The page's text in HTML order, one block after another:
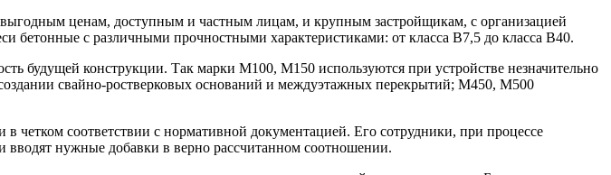
ценам, доступным и частным лицам, и крупным застройщикам, с организацией
бетонные с различными прочностными характеристиками: от класса В7,5 до класса В40.
будущей конструкции. Так марки М100, М150 используются при устройстве незначительно
свайно-ростверковых оснований и междуэтажных перекрытий; М450, М500
четком соответствии с нормативной документацией. Его сотрудники, при процессе
нужные добавки в верно рассчитанном соотношении.